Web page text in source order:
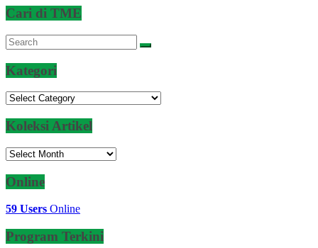
Cari di TME
Kategori
Kategori
Koleksi Artikel
Koleksi
Online
59 Users Online
Program Terkini